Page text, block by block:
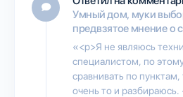
Умный дом, муки
предвзятое мнение о
«<p>Я не являюсь
специалистом, по
сравнивать по пунктам,
очень то и